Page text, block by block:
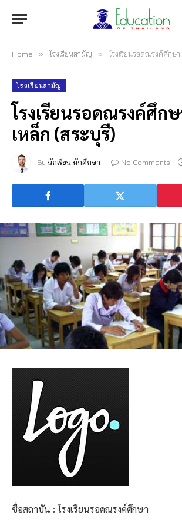
Home » โรงเรียนสามัญ » โรงเรียนรอดณรงค์ศึกษ
โรงเรียนสามัญ
โรงเรียนรอดณรงค์ศึก
เหล็ก (สระบุรี)
By นักเรียน นักศึกษา No Comments
ชื่อสถาบัน : โรงเรียนรอดณรงค์ศึกษา